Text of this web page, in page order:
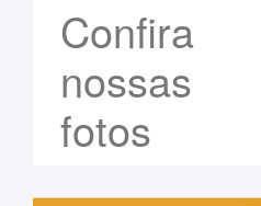
Confira
nossas
fotos